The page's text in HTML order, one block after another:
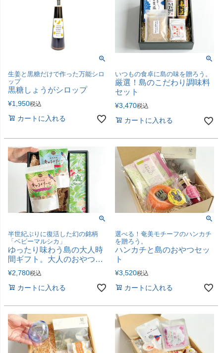
生姜と黒糖だけで作った万能シロ
ップ
黒糖しょうがシロップ
¥1,950税込
カートに入れる
いつもの食卓に島の味を贈ろう。
厳選！島のこだわり調味料
セット
¥3,470税込
カートに入れる
半世紀ぶりに復活した幻の銘柄
「ベビーマルシカ」
ゆったり味わう島の大人時
間ギフト。大人のおやつと
こだわりの黒糖焼酎
¥2,780税込
カートに入れる
選べる！奄美モチーフのハンカチ
を贈ろう。
ハンカチと島のおやつセッ
ト
¥3,520税込
カートに入れる